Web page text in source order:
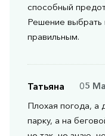
способный
Решение выбрать
правильным.
Татьяна
05
Плохая погода, а
парку, а на